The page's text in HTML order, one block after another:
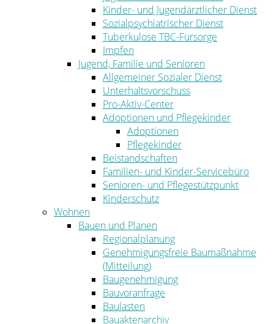
Kinder- und Jugendärztlicher Dienst
Sozialpsychiatrischer Dienst
Tuberkulose TBC-Fürsorge
Impfen
Jugend, Familie und Senioren
Allgemeiner Sozialer Dienst
Unterhaltsvorschuss
Pro-Aktiv-Center
Adoptionen und Pflegekinder
Adoptionen
Pflegekinder
Beistandschaften
Familien- und Kinder-Servicebüro
Senioren- und Pflegestützpunkt
Kinderschutz
Wohnen
Bauen und Planen
Regionalplanung
Genehmigungsfreie Baumaßnahme
(Mitteilung)
Baugenehmigung
Bauvoranfrage
Baulasten
Bauaktenarchiv